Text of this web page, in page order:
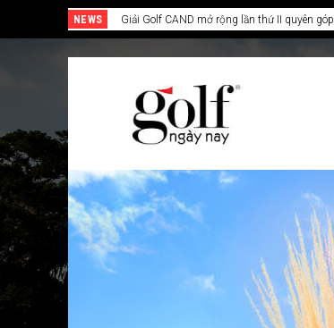
NEWS 24H Group tổ chức giải golf kỷ niệm 15